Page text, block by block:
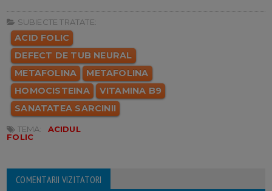
SUBIECTE TRATATE:
ACID FOLIC
DEFECT DE TUB NEURAL
METAFOLINA
METAFOLINA
HOMOCISTEINA
VITAMINA B9
SANATATEA SARCINII
TEMA:
ACIDUL
FOLIC
COMENTARII VIZITATORI